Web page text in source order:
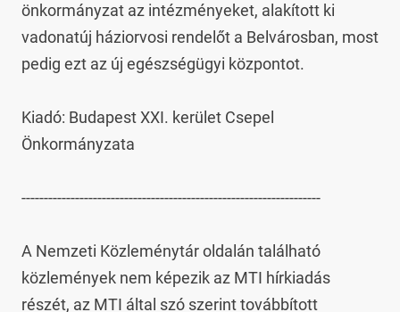
önkormányzat az intézményeket, alakított ki
vadonatúj háziorvosi rendelőt a Belvárosban, most
pedig ezt az új egészségügyi központot.
Kiadó: Budapest XXI. kerület Csepel
Önkormányzata
-------------------------------------------------------------------
A Nemzeti Közleménytár oldalán található
közlemények nem képezik az MTI hírkiadás
részét, az MTI által szó szerint továbbított